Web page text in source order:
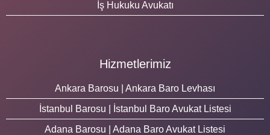
İş Hukuku Avukatı
Hizmetlerimiz
Ankara Barosu | Ankara Baro Levhası
İstanbul Barosu | İstanbul Baro Avukat Listesi
Adana Barosu | Adana Baro Avukat Listesi